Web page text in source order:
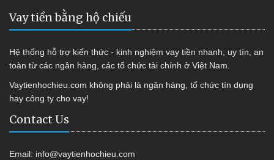
Vay tiền bằng hộ chiếu
Hệ thống hỗ trợ kiến thức - kinh nghiệm vay tiền nhanh, uy tín, an
toàn từ các ngân hàng, các tổ chức tài chính ở Việt Nam.
Vaytienhochieu.com không phải là ngân hàng, tổ chức tín dụng
hay công ty cho vay!
Contact Us
Email: info@vaytienhochieu.com